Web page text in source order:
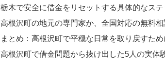
栃木で安全に借金をリセットする具体的なス
高根沢町の地元の専門家か、全国対応の無料
まとめ：高根沢町で平穏な日常を取り戻すため
高根沢町で借金問題から抜け出した5人の実体